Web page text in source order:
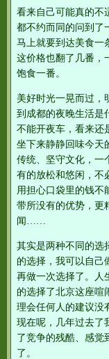
看来自己可能真的不
都不约而同的问到了
马上就要到达美食一
这价格也翻了几番，
饱食一番。
美好时光一晃而过，
到成都的夜晚生活是
不能开夜车，看来还
坐下来静静回味今天
传统、坚守文化，一
有的放松和悠闲，不
用担心口袋里的钱不
带所没有的优势，更
闻……
其实是两种不同的选
的选择，我可以自己
再做一次选择了。人
的选择了北京这座喧
理会任何人的建议没
现在呢，几年过去了
了竞争的残酷、感觉
了。